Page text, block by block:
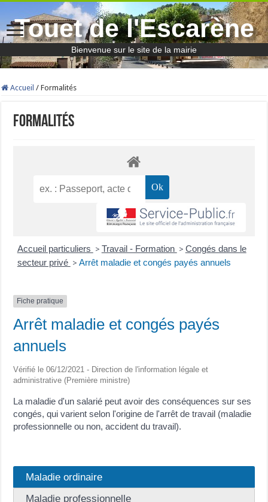
Touet de l'Escarène
Bienvenue sur le site de la mairie
Accueil / Formalités
Formalités
Accueil particuliers > Travail - Formation > Congés dans le
secteur privé > Arrêt maladie et congés payés annuels
Fiche pratique
Arrêt maladie et congés payés
annuels
Vérifié le 06/12/2021 - Direction de l'information légale et
administrative (Première ministre)
La maladie d'un salarié peut avoir des conséquences sur ses
congés, qui varient selon l'origine de l'arrêt de travail (maladie
professionnelle ou non, accident du travail).
Maladie ordinaire
Maladie professionnelle